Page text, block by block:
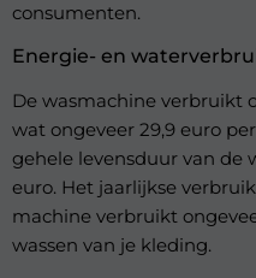
consumenten.
Energie- en
De wasmachine verbruikt
wat ongeveer 29,9 euro
gehele levensduur van de
euro. Het jaarlijkse
machine verbruikt
wassen van je kleding.